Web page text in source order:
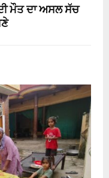
ਮੌਤ ਦਾ ਅਸਲ ਸੱਚ